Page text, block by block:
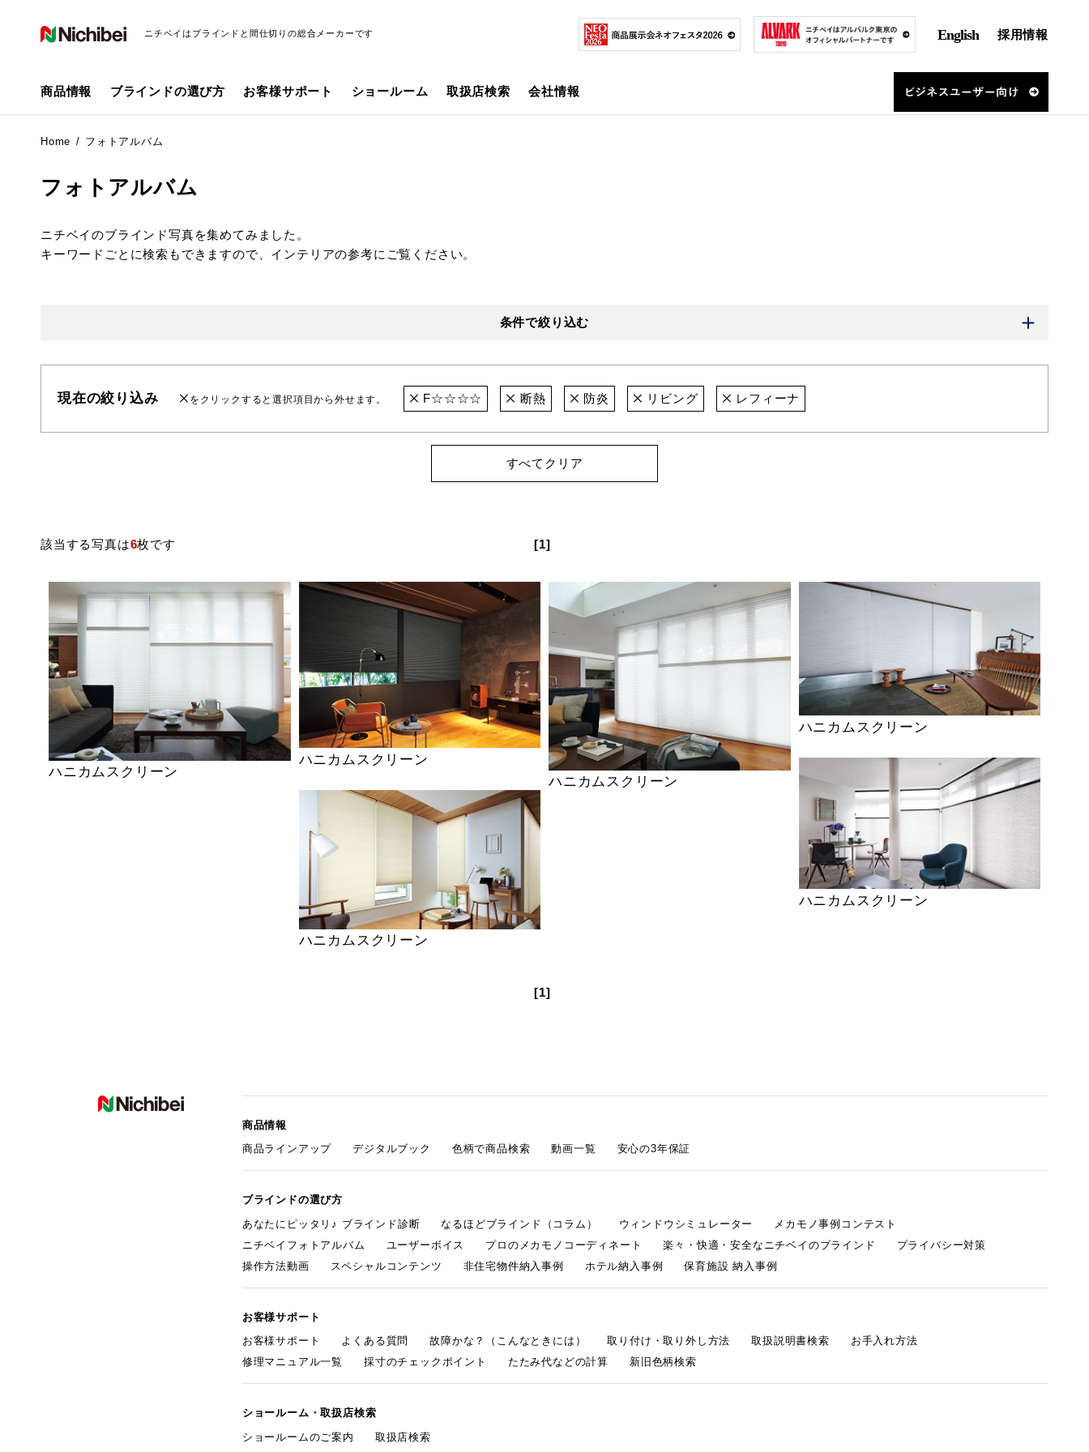
ニチベイはブラインドと間仕切りの総合メーカーです English 採用情報
商品情報 ブラインドの選び方 お客様サポート ショールーム 取扱店検索 会社情報
Home フォトアルバム
フォトアルバム
ニチベイのブラインド写真を集めてみました。
キーワードごとに検索もできますので、インテリアの参考にご覧ください。
条件で絞り込む
現在の絞り込み をクリックすると選択項目から外せます。 F☆☆☆☆ 断熱 防炎 リビング レフィーナ
すべてクリア
該当する写真は6枚です [1]
ハニカムスクリーン
ハニカムスクリーン
ハニカムスクリーン
ハニカムスクリーン
ハニカムスクリーン
ハニカムスクリーン
[1]
商品情報
商品ラインアップ
デジタルブック 色柄で商品検索 動画一覧 安心の3年保証
ブラインドの選び方
あなたにピッタリ♪ ブラインド診断
なるほどブラインド（コラム） ウィンドウシミュレーター
メカモノ事例コンテスト
ニチベイフォトアルバム
ユーザーボイス プロのメカモノコーディネート 楽々・快適・安全なニチベイのブラインド
プライバシー対策
操作方法動画
スペシャルコンテンツ 非住宅物件納入事例 ホテル納入事例 保育施設 納入事例
お客様サポート
お客様サポート
よくある質問 故障かな？（こんなときには） 取り付け・取り外し方法 取扱説明書検索
お手入れ方法
修理マニュアル一覧
採寸のチェックポイント たたみ代などの計算 新旧色柄検索
ショールーム・取扱店検索
ショールームのご案内
取扱店検索